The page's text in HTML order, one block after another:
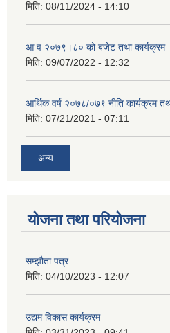
मिति: 08/11/2024 - 14:10
आ व २०७९।८० को बजेट तथा कार्यक्रम
मिति: 09/07/2022 - 12:32
आर्थिक वर्ष २०७८/०७९ नीति कार्यक्रम
मिति: 07/21/2021 - 07:11
अन्य
योजना तथा परियोजना
सम्झौता पत्र
मिति: 04/10/2023 - 12:07
उद्यम विकास कार्यक्रम